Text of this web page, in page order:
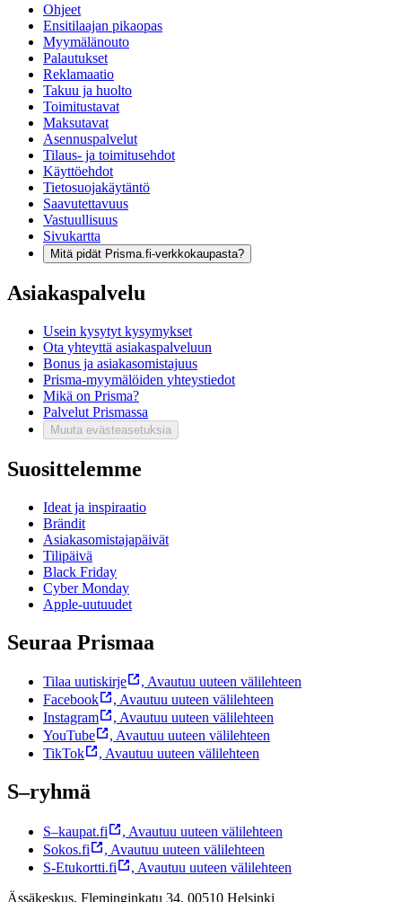
Ohjeet
Ensitilaajan pikaopas
Myymälänouto
Palautukset
Reklamaatio
Takuu ja huolto
Toimitustavat
Maksutavat
Asennuspalvelut
Tilaus- ja toimitusehdot
Käyttöehdot
Tietosuojakäytäntö
Saavutettavuus
Vastuullisuus
Sivukartta
Mitä pidät Prisma.fi-verkkokaupasta?
Asiakaspalvelu
Usein kysytyt kysymykset
Ota yhteyttä asiakaspalveluun
Bonus ja asiakasomistajuus
Prisma-myymälöiden yhteystiedot
Mikä on Prisma?
Palvelut Prismassa
Muuta evästeasetuksia
Suosittelemme
Ideat ja inspiraatio
Brändit
Asiakasomistajapäivät
Tilipäivä
Black Friday
Cyber Monday
Apple-uutuudet
Seuraa Prismaa
Tilaa uutiskirje , Avautuu uuteen välilehteen
Facebook
, Avautuu uuteen välilehteen
Instagram
, Avautuu uuteen välilehteen
YouTube
, Avautuu uuteen välilehteen
TikTok
, Avautuu uuteen välilehteen
S–ryhmä
S–kaupat.fi , Avautuu uuteen välilehteen
Sokos.fi
, Avautuu uuteen välilehteen
S-Etukortti.fi
, Avautuu uuteen välilehteen
Ässäkeskus, Fleminginkatu 34, 00510 Helsinki